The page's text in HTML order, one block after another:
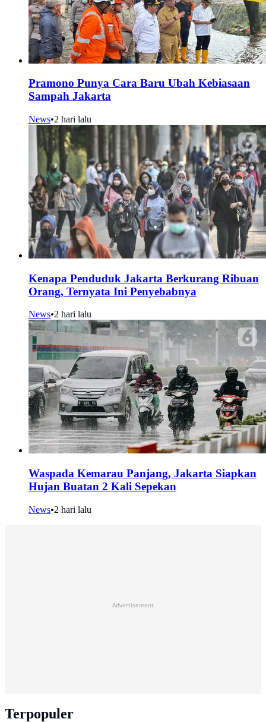
Pramono Punya Cara Baru Ubah Kebiasaan
Sampah Jakarta
News•2 hari lalu
Kenapa Penduduk Jakarta Berkurang Ribuan
Orang, Ternyata Ini Penyebabnya
News•2 hari lalu
Waspada Kemarau Panjang, Jakarta Siapkan
Hujan Buatan 2 Kali Sepekan
News•2 hari lalu
Advertisement
Terpopuler